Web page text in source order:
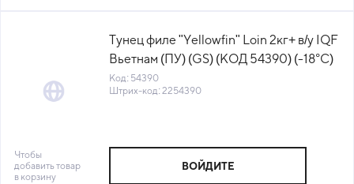
Тунец филе "Yellowfin" Loin 2кг+ в/у IQF
Вьетнам (ПУ) (GS) (КОД 54390) (-18°С)
Код: 54390
Штрих-код: 2254390
Чтобы
добавить товар
в корзину
ВОЙДИТЕ